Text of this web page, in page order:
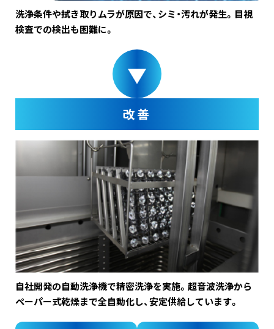
洗浄条件や拭き取りムラが原因で、シミ・汚れが発生。目視
検査での検出も困難に。
改善
自社開発の自動洗浄機で精密洗浄を実施。超音波洗浄から
ペーパー式乾燥まで全自動化し、安定供給しています。